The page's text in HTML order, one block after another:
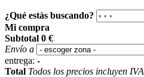
¿Qué estás buscando?
Mi compra
Subtotal 0 €
Envío a
entrega: -
Total Todos los precios incluyen IVA